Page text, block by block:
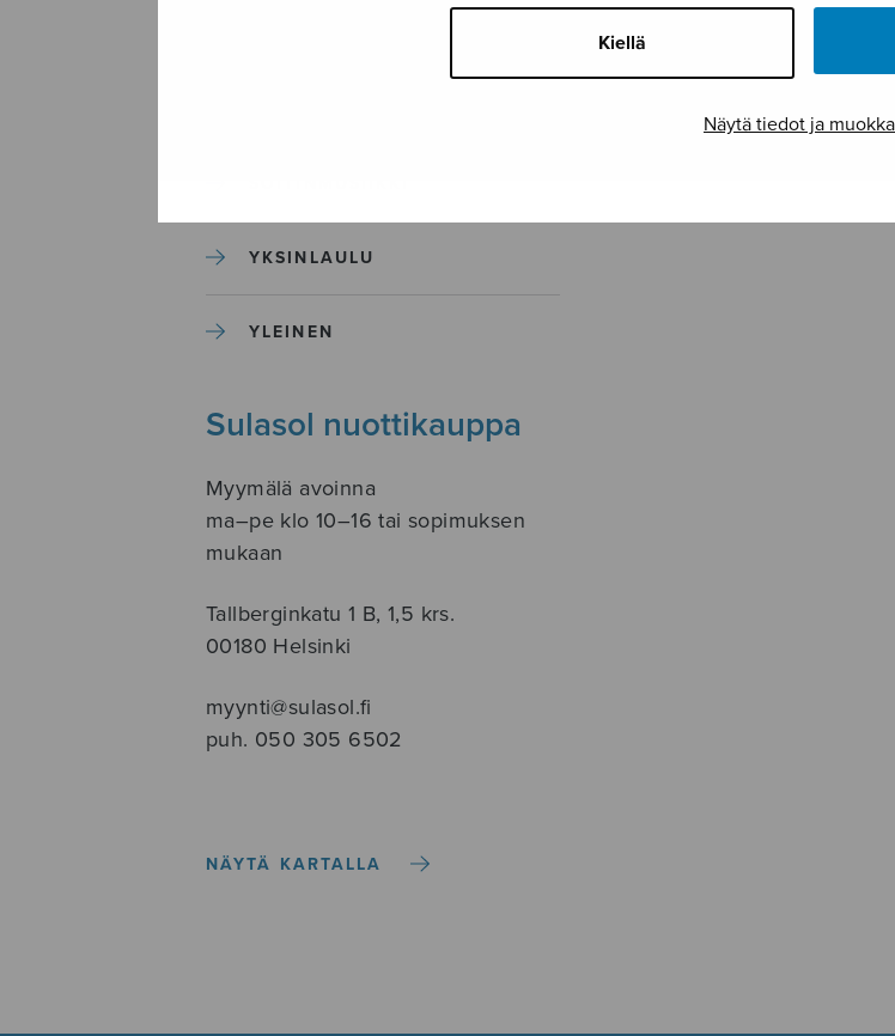
Kiellä
Näytä tiedot ja
YKSINLAULU
YLEINEN
Sulasol nuottikauppa
Myymälä avoinna
ma–pe klo 10–16 tai sopimuksen
mukaan
Tallberginkatu 1 B, 1,5 krs.
00180 Helsinki
myynti@sulasol.fi
puh. 050 305 6502
NÄYTÄ KARTALLA